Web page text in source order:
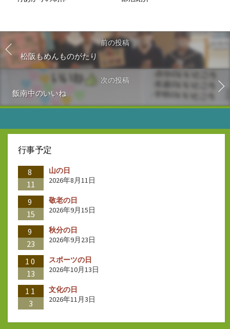
前の投稿
松阪もめんものがたり
次の投稿
飯南中のいいね
行事予定
8
11
山の日
2026年8月11日
9
15
敬老の日
2026年9月15日
9
23
秋分の日
2026年9月23日
10
13
スポーツの日
2026年10月13日
11
3
文化の日
2026年11月3日